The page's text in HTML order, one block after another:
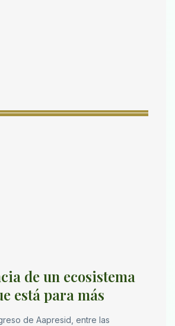
de un ecosistema
está para más
de Aapresid, entre las